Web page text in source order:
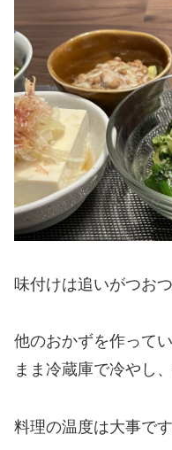
味付けは追いがつお
他のおかずを作って
まま冷蔵庫で冷やし
料理の温度は大事です